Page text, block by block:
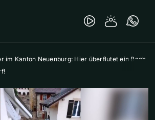
im Kanton Neuenburg: Hier überflutet ein Bach